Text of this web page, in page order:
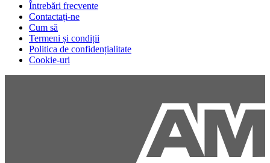
Întrebări frecvente
Contactați-ne
Cum să
Termeni și condiții
Politica de confidențialitate
Cookie-uri